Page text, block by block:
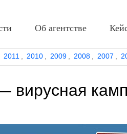
2011 2010 2009 2008 2007
вирусная
Об агентстве